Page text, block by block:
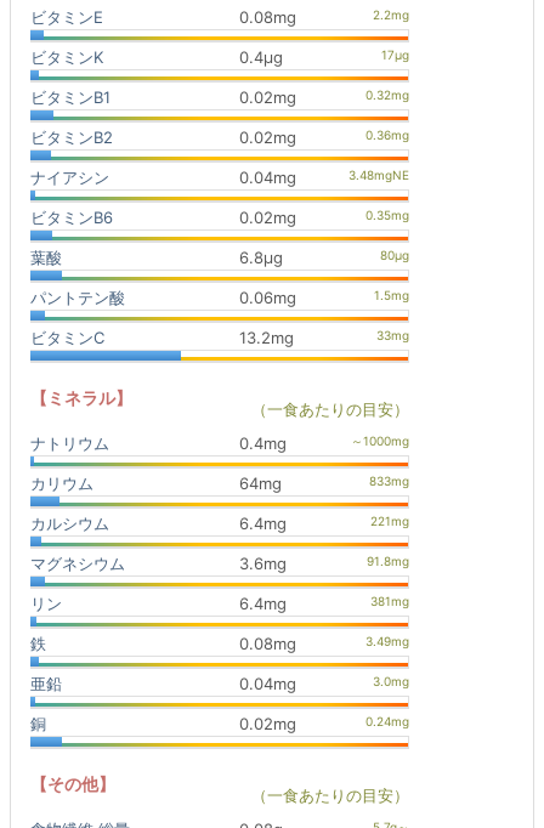
ビタミンE
0.08mg
ビタミンK 0.4μg
ビタミンB1 0.02mg
ビタミンB2 0.02mg
ナイアシン 0.04mg
ビタミンB6 0.02mg
葉酸 6.8μg
パントテン酸 0.06mg
ビタミンC 13.2mg
【ミネラル】
（一食あたりの目安）
ナトリウム
0.4mg
カリウム 64mg
カルシウム 6.4mg
マグネシウム 3.6mg
リン 6.4mg
鉄 0.08mg
亜鉛 0.04mg
銅 0.02mg
【その他】
（一食あたりの目安）